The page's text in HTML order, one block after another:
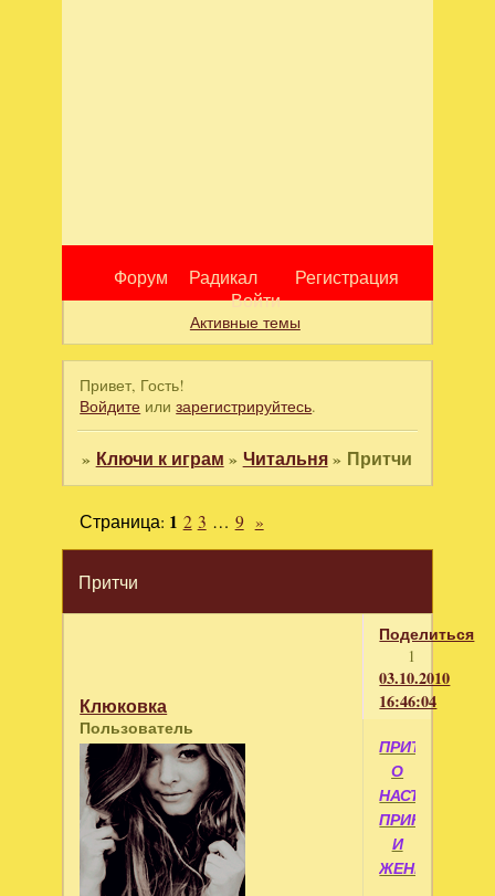
Форум Радикал
Регистрация
Войти
Активные темы
Привет, Гость!
Войдите илизарегистрируйтесь.
» Ключи к играм » Читальня» Притчи
Притчи
Страница: 1 2 3 … 9 »
Поделиться
1
03.10.2010
16:46:04
Клюковка
Пользователь
ПРИТЧА
О
НАСТОЯЩЕЙ
ПРИНЦЕССЕ
И
ЖЕНИХАХ